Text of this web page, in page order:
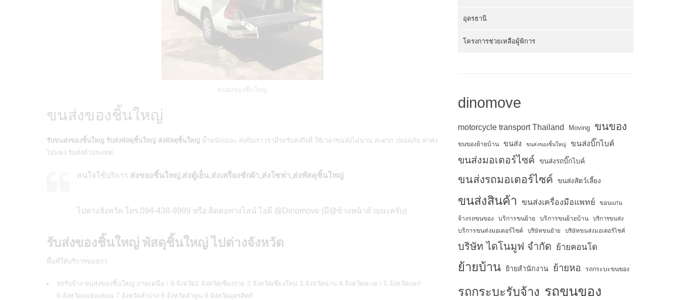
ขนส่งของชิ้นใหญ่
ขนส่งของชิ้นใหญ่
รับขนส่งของชิ้นใหญ่ รับส่งพัสดุชิ้นใหญ่ ส่งพัสดุชิ้นใหญ่ น้ำหนักเยอะ ส่งกับเรา เรามีรถรับส่งถึงที่ ใช้เวลาขนส่งไม่นาน สะดวก ปลอดภัย ค่าส่ง
ไม่แพง รับส่งทั่วประเทศ
สนใจใช้บริการ ส่งของชิ้นใหญ่,ส่งตู้เย็น,ส่งเครื่องซักผ้า,ส่งโซฟา,ส่งพัสดุชิ้นใหญ่
ไปต่างจังหวัด โทร.094-438-9999 หรือ ติดต่อทางไลน์ ไอดี @Dinomove (มี@ข้างหน้าด้วยนะครับ)
รับส่งของชิ้นใหญ่ พัสดุชิ้นใหญ่ ไปต่างจังหวัด
พื้นที่ให้บริการของเรา
รถรับจ้าง ขนส่งของชิ้นใหญ่ ภาคเหนือ / 9 จังหวัด1.จังหวัดเชียงราย 2.จังหวัดเชียงใหม่ 3.จังหวัดน่าน 4.จังหวัดพะเยา 5.จังหวัดแพร่
6.จังหวัดแม่ฮ่องสอน 7.จังหวัดลำปาง 8.จังหวัดลำพูน 9.จังหวัดอุตรดิตถ์
อุดรธานี
โครงการช่วยเหลือผู้พิการ
dinomove
motorcycle transport Thailand Moving ขนของ
ขนของย้ายบ้าน ขนส่ง ขนส่งของชิ้นใหญ่ ขนส่งบิ๊กไบค์
ขนส่งมอเตอร์ไซค์ ขนส่งรถบิ๊กไบค์
ขนส่งรถมอเตอร์ไซค์ ขนส่งสัตว์เลี้ยง
ขนส่งสินค้า ขนส่งเครื่องมือแพทย์ ขอนแก่น
จ้างรถขนของ บริการขนย้าย บริการขนย้ายบ้าน บริการขนส่ง
บริการขนส่งมอเตอร์ไซค์ บริษัทขนย้าย บริษัทขนส่งมอเตอร์ไซค์
บริษัท ไดโนมูฟ จำกัด ย้ายคอนโด
ย้ายบ้าน ย้ายสำนักงาน ย้ายหอ รถกระบะขนของ
รถกระบะรับจ้าง รถขนของ